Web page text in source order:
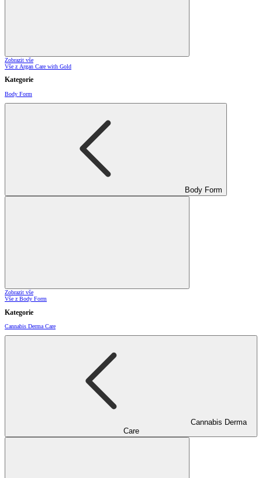
Zobrazit vše
Vše z Argan Care with Gold
Kategorie
Body Form
Body Form
Zobrazit vše
Vše z Body Form
Kategorie
Cannabis Derma Care
Cannabis Derma
Care